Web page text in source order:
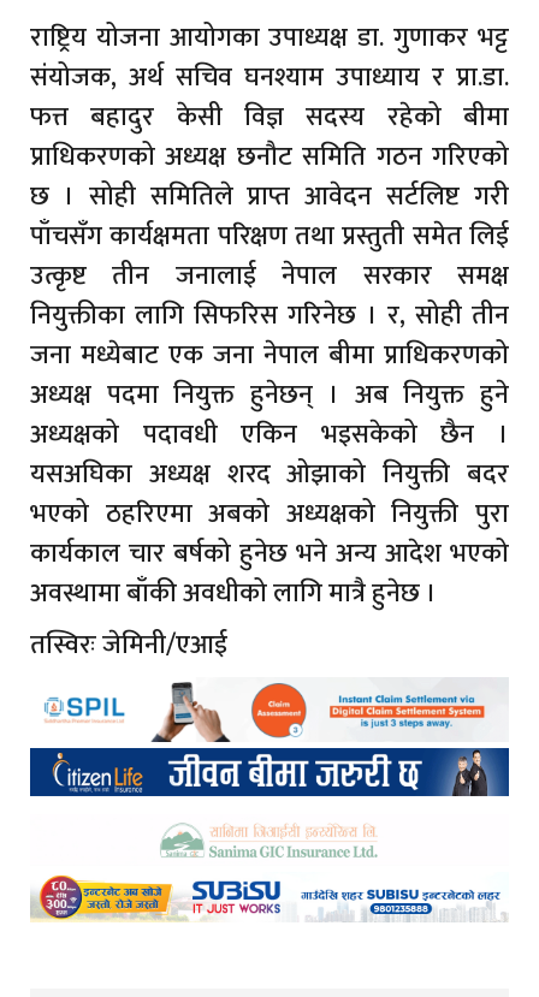
राष्ट्रिय योजना आयोगका उपाध्यक्ष डा. गुणाकर भट्ट
संयोजक, अर्थ सचिव घनश्याम उपाध्याय र प्रा.डा.
फत्त बहादुर केसी विज्ञ सदस्य रहेको बीमा
प्राधिकरणको अध्यक्ष छनौट समिति गठन गरिएको
छ । सोही समितिले प्राप्त आवेदन सर्टलिष्ट गरी
पाँचसँग कार्यक्षमता परिक्षण तथा प्रस्तुती समेत लिई
उत्कृष्ट तीन जनालाई नेपाल सरकार समक्ष
नियुक्तीका लागि सिफरिस गरिनेछ । र, सोही तीन
जना मध्येबाट एक जना नेपाल बीमा प्राधिकरणको
अध्यक्ष पदमा नियुक्त हुनेछन् । अब नियुक्त हुने
अध्यक्षको पदावधी एकिन भइसकेको छैन ।
यसअघिका अध्यक्ष शरद ओझाको नियुक्ती बदर
भएको ठहरिएमा अबको अध्यक्षको नियुक्ती पुरा
कार्यकाल चार बर्षको हुनेछ भने अन्य आदेश भएको
अवस्थामा बाँकी अवधीको लागि मात्रै हुनेछ ।
तस्विरः जेमिनी/एआई